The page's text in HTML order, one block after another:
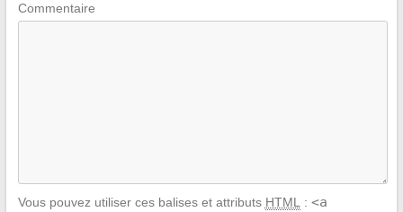
Commentaire
Vous pouvez utiliser ces balises et attributs HTML : <a